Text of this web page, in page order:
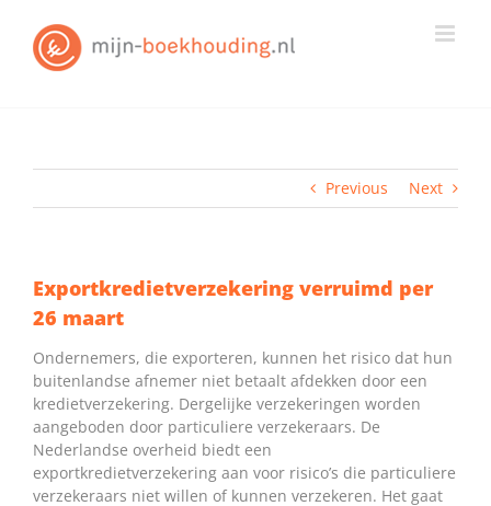
content
Previous Next
Exportkredietverzekering verruimd per
26 maart
Ondernemers, die exporteren, kunnen het risico dat hun
buitenlandse afnemer niet betaalt afdekken door een
kredietverzekering. Dergelijke verzekeringen worden
aangeboden door particuliere verzekeraars. De
Nederlandse overheid biedt een
exportkredietverzekering aan voor risico’s die particuliere
verzekeraars niet willen of kunnen verzekeren. Het gaat